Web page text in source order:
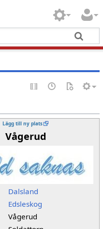
Lägg till ny plats
Vågerud
Dalsland
Edsleskog
Vågerud